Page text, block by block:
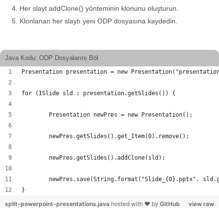
Her slayt addClone() yönteminin klonunu oluşturun.
Klonlanan her slaytı yeni ODP dosyasına kaydedin.
Java Kodu: ODP Dosyalarını Böl
Presentation presentation = new
for (ISlide sld : presentation.getSlides()) {
	Presentation newPres = new Presentation();
	newPres.getSlides().addClone(sld);
newPres.save(String.format("Slide_{0}.pptx",
}
view raw
split-powerpoint-presentations.java hosted with ❤ by GitHub